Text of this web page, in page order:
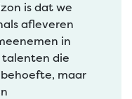
is dat we
afleveren
in
die
maar